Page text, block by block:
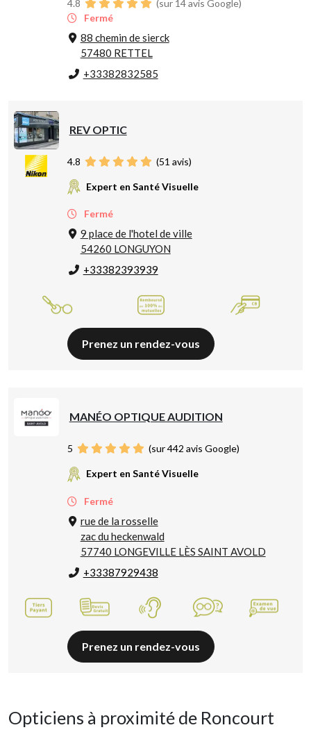
4.8
(sur 14 avis Google)
Fermé
88 chemin de sierck
57480 RETTEL
+33382832585
REV OPTIC
4.8 (51 avis)
Expert en Santé Visuelle
Fermé
9 place de l'hotel de ville
54260 LONGUYON
+33382393939
Prenez un rendez-vous
MANÉO OPTIQUE AUDITION
5 (sur 442 avis Google)
Expert en Santé Visuelle
Fermé
rue de la rosselle
zac du heckenwald
57740 LONGEVILLE LÈS SAINT AVOLD
+33387929438
Prenez un rendez-vous
Opticiens à proximité de Roncourt